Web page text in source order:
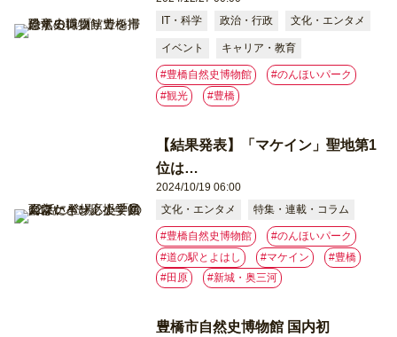
IT・科学
政治・行政 文化・エンタメ
イベント キャリア・教育
#豊橋自然史博物館
#のんほいパーク
#観光
#豊橋
【結果発表】「マケイン」聖地第1
位は…
2024/10/19 06:00
文化・エンタメ
特集・連載・コラム
#豊橋自然史博物館
#のんほいパーク
#道の駅とよはし
#マケイン
#豊橋
#⽥原
#新城・奥三河
豊橋市自然史博物館 国内初